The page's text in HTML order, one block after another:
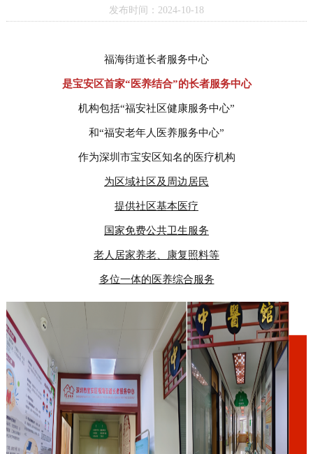
发布时间：2024-10-18
福海街道长者服务中心
是宝安区首家“医养结合”的长者服务中心
机构包括“福安社区健康服务中心”
和“福安老年人医养服务中心”
作为深圳市宝安区知名的医疗机构
为区域社区及周边居民
提供社区基本医疗
国家免费公共卫生服务
老人居家养老、康复照料等
多位一体的医养综合服务